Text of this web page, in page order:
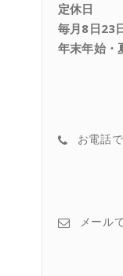
定休日
毎月8日23
年末年始・
お電話
メール